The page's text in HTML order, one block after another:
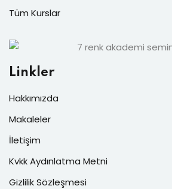
Tüm Kurslar
Linkler
Hakkımızda
Makaleler
İletişim
Kvkk Aydınlatma Metni
Gizlilik Sözleşmesi